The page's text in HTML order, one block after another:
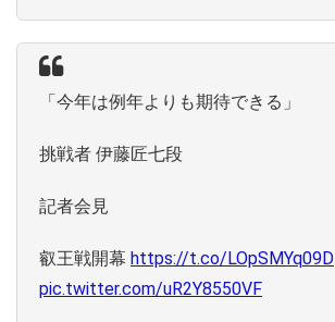
「今年は例年よりも期待できる」
挑戦者 伊藤匠七段
記者会見
叡王戦開幕 https://t.co/LOpSMYq09D
pic.twitter.com/uR2Y8550VF